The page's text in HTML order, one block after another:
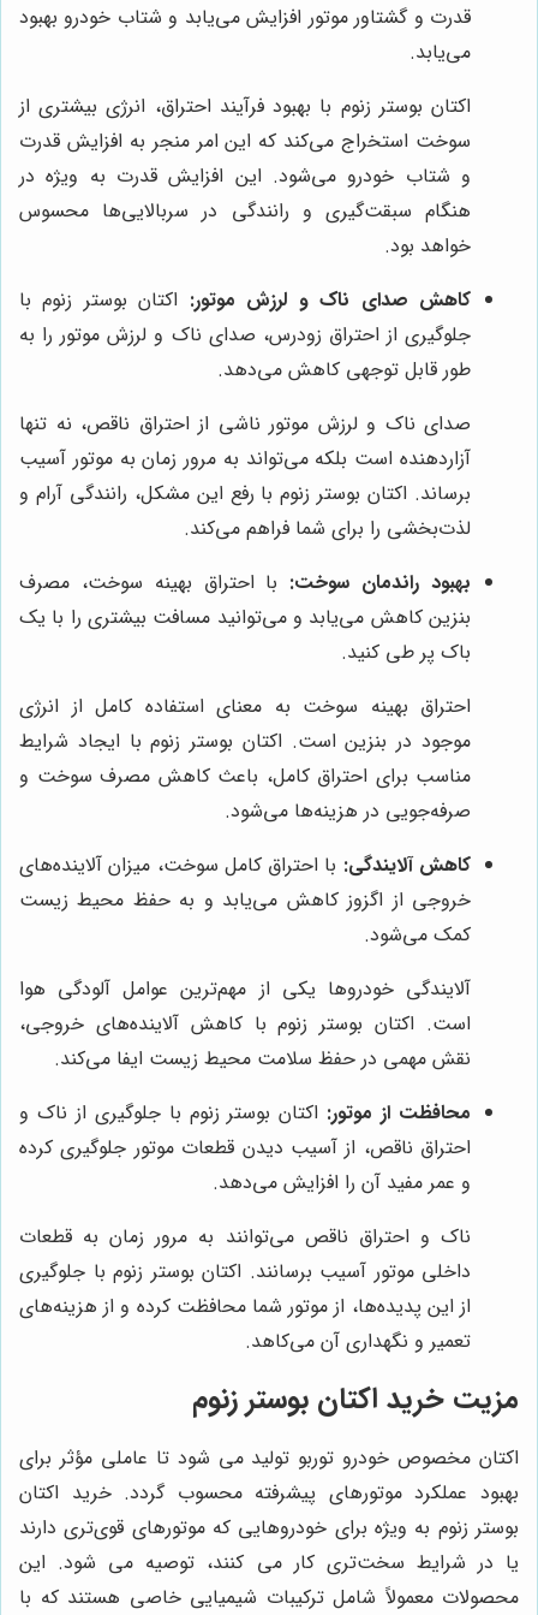
قدرت و گشتاور موتور افزایش می‌یابد و شتاب خودرو بهبود
می‌یابد.
اکتان بوستر زنوم با بهبود فرآیند احتراق، انرژی بیشتری از
سوخت استخراج می‌کند که این امر منجر به افزایش قدرت
و شتاب خودرو می‌شود. این افزایش قدرت به ویژه در
هنگام سبقت‌گیری و رانندگی در سربالایی‌ها محسوس
خواهد بود.
کاهش صدای ناک و لرزش موتور: اکتان بوستر زنوم با
جلوگیری از احتراق زودرس، صدای ناک و لرزش موتور را به
طور قابل توجهی کاهش می‌دهد.
صدای ناک و لرزش موتور ناشی از احتراق ناقص، نه تنها
آزاردهنده است بلکه می‌تواند به مرور زمان به موتور آسیب
برساند. اکتان بوستر زنوم با رفع این مشکل، رانندگی آرام و
لذت‌بخشی را برای شما فراهم می‌کند.
بهبود راندمان سوخت: با احتراق بهینه سوخت، مصرف
بنزین کاهش می‌یابد و می‌توانید مسافت بیشتری را با یک
باک پر طی کنید.
احتراق بهینه سوخت به معنای استفاده کامل از انرژی
موجود در بنزین است. اکتان بوستر زنوم با ایجاد شرایط
مناسب برای احتراق کامل، باعث کاهش مصرف سوخت و
صرفه‌جویی در هزینه‌ها می‌شود.
کاهش آلایندگی: با احتراق کامل سوخت، میزان آلاینده‌های
خروجی از اگزوز کاهش می‌یابد و به حفظ محیط زیست
کمک می‌شود.
آلایندگی خودروها یکی از مهم‌ترین عوامل آلودگی هوا
است. اکتان بوستر زنوم با کاهش آلاینده‌های خروجی،
نقش مهمی در حفظ سلامت محیط زیست ایفا می‌کند.
محافظت از موتور: اکتان بوستر زنوم با جلوگیری از ناک و
احتراق ناقص، از آسیب دیدن قطعات موتور جلوگیری کرده
و عمر مفید آن را افزایش می‌دهد.
ناک و احتراق ناقص می‌توانند به مرور زمان به قطعات
داخلی موتور آسیب برسانند. اکتان بوستر زنوم با جلوگیری
از این پدیده‌ها، از موتور شما محافظت کرده و از هزینه‌های
تعمیر و نگهداری آن می‌کاهد.
مزیت خرید اکتان بوستر زنوم
اکتان مخصوص خودرو توربو تولید می شود تا عاملی مؤثر برای
بهبود عملکرد موتورهای پیشرفته محسوب گردد. خرید اکتان
بوستر زنوم به ویژه برای خودروهایی که موتورهای قوی‌تری دارند
یا در شرایط سخت‌تری کار می کنند، توصیه می شود. این
محصولات معمولاً شامل ترکیبات شیمیایی خاصی هستند که با